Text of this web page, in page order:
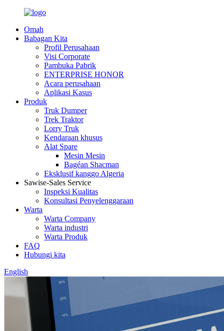
Omah
Babagan Kita
Profil Perusahaan
Visi Corporate
Pambuka Pabrik
ENTERPRISE HONOR
Acara perusahaan
Aplikasi Kasus
Produk
Truk Dumper
Trek Traktor
Lorry Truk
Kendaraan khusus
Alat Spare
Mesin Mesin
Bagéan Shacman
Eksklusif kanggo Algeria
Sawise-Sales Service
Inspeksi Kualitas
Konsultasi Penyelenggaraan
Warta
Warta Company
Warta industri
Warta Produk
FAQ
Hubungi kita
English